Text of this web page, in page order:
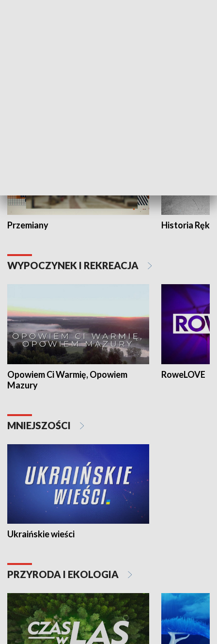
Przemiany Historia Ręką
WYPOCZYNEK I REKREACJA
Opowiem Ci Warmię, Opowiem
Mazury
RoweLOVE
MNIEJSZOŚCI
Ukraińskie wieści
PRZYRODA I EKOLOGIA